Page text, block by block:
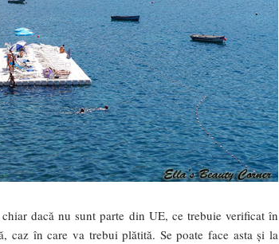
dacă nu sunt parte din UE, ce trebuie verificat în
caz în care va trebui plătită. Se poate face asta și la